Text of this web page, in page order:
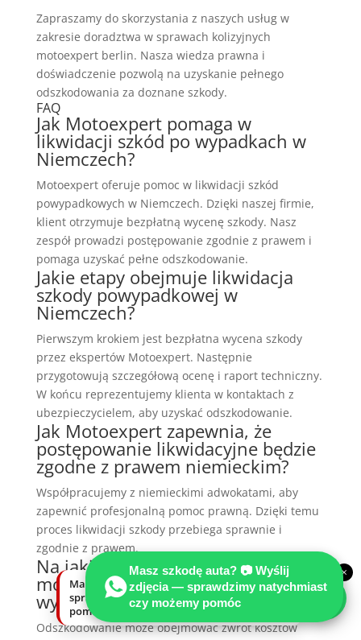
Zapraszamy do skorzystania z naszych usług w
zakresie doradztwa w sprawach kolizyjnych
motoexpert berlin. Nasza wiedza prawna i
doświadczenie pozwolą na uzyskanie pełnego
odszkodowania za doznane szkody.
FAQ
Jak Motoexpert pomaga w
likwidacji szkód po wypadkach w
Niemczech?
Motoexpert oferuje pomoc w likwidacji szkód
powypadkowych w Niemczech. Dzięki naszej firmie,
klient otrzymuje bezpłatną wycenę szkody. Nasz
zespół prowadzi postępowanie zgodnie z prawem i
pomaga uzyskać pełne odszkodowanie.
Jakie etapy obejmuje likwidacja
szkody powypadkowej w
Niemczech?
Pierwszym krokiem jest bezpłatna wycena szkody
przez ekspertów Motoexpert. Następnie
przygotowują szczegółową ocenę i raport techniczny.
W końcu reprezentujemy klienta w kontaktach z
ubezpieczycielem, aby uzyskać odszkodowanie.
Jak Motoexpert zapewnia, że
postępowanie likwidacyjne będzie
zgodne z prawem niemieckim?
Współpracujemy z niemieckimi adwokatami, aby
zapewnić profesjonalną pomoc prawną. Dzięki temu
proces likwidacji szkody przebiega sprawnie i
zgodnie z prawem.
Na jakie elementy odszkodowania
może liczyć poszkodowany po
wypadku w Niemczech?
Odszkodowanie może obejmować zwrot kosztów
Masz szkodę auta? 📷 Wyślij
zdjęcia — sprawdzimy natychmiast
czy możemy pomóc
×
Masz szkodę auta? Wyślij zdjęcia —
sprawdzimy natychmiast, czy możemy
pomóc.